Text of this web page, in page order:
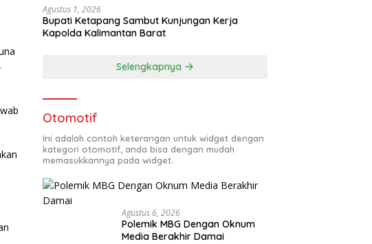
Agustus 1, 2026
Bupati Ketapang Sambut Kunjungan Kerja
Kapolda Kalimantan Barat
Selengkapnya
Otomotif
Ini adalah contoh keterangan untuk widget dengan
kategori otomotif, anda bisa dengan mudah
memasukkannya pada widget.
Agustus 6, 2026
Polemik MBG Dengan Oknum
Media Berakhir Damai